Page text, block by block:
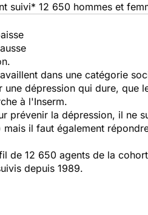
suivi* 12 650 hommes et
dans une catégorie
dépression qui dure, que
à l'Inserm.
prévenir la dépression, il ne
il faut également
de 12 650 agents de la
depuis 1989.